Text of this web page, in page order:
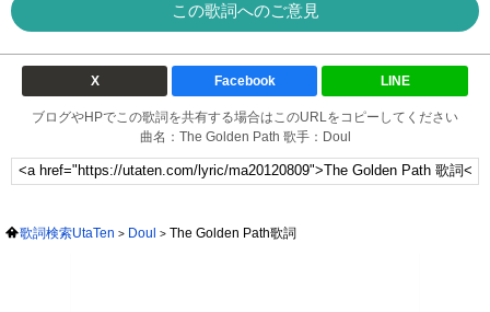
この歌詞へのご意見
X Facebook LINE
ブログやHPでこの歌詞を共有する場合はこのURLをコピーしてください
曲名：The Golden Path 歌手：Doul
歌詞検索UtaTen Doul The Golden Path歌詞